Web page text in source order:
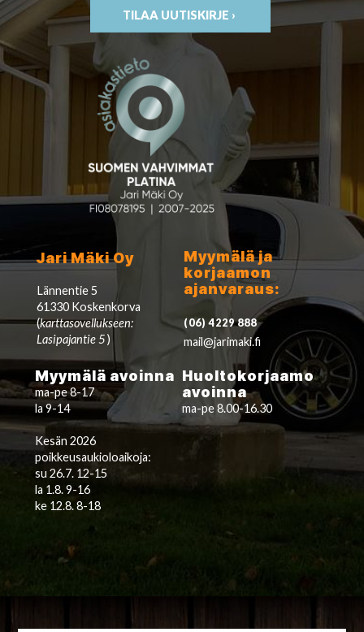
TILAA UUTISKIRJE ›
Jari Mäki Oy
Lännentie 5
61330 Koskenkorva
(karttasovellukseen:
Lasipajantie 5)
Myymälä ja
korjaamon
ajanvaraus:
(06) 4229 888
mail@jarimaki.fi
Myymälä avoinna
ma-pe 8-17
la 9-14
Kesän 2026
poikkeusaukioloaikoja:
su 26.7. 12-15
la 1.8. 9-16
ke 12.8. 8-18
Huoltokorjaamo
avoinna
ma-pe 8.00-16.30